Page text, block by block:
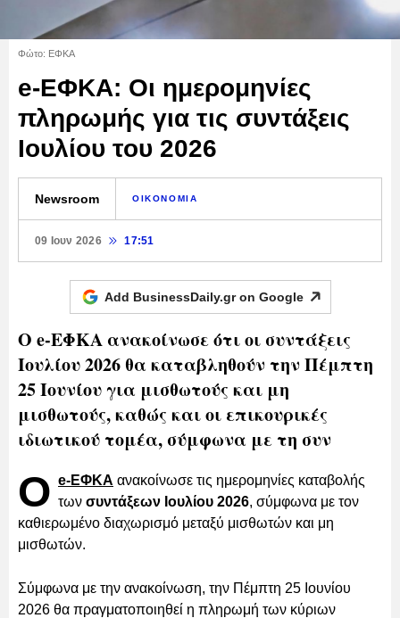
Φώτο: ΕΦΚΑ
e-ΕΦΚΑ: Οι ημερομηνίες
πληρωμής για τις συντάξεις
Ιουλίου του 2026
Newsroom ΟΙΚΟΝΟΜΙΑ
09 Ιουν 2026 17:51
Add BusinessDaily.gr on Google
Ο e-ΕΦΚΑ ανακοίνωσε ότι οι συντάξεις
Ιουλίου 2026 θα καταβληθούν την Πέμπτη
25 Ιουνίου για μισθωτούς και μη
μισθωτούς, καθώς και οι επικουρικές
ιδιωτικού τομέα, σύμφωνα με τη συν
Ο e-ΕΦΚΑ ανακοίνωσε τις ημερομηνίες καταβολής
των συντάξεων Ιουλίου 2026, σύμφωνα με τον
καθιερωμένο διαχωρισμό μεταξύ μισθωτών και μη
μισθωτών.
Σύμφωνα με την ανακοίνωση, την Πέμπτη 25 Ιουνίου
2026 θα πραγματοποιηθεί η πληρωμή των κύριων